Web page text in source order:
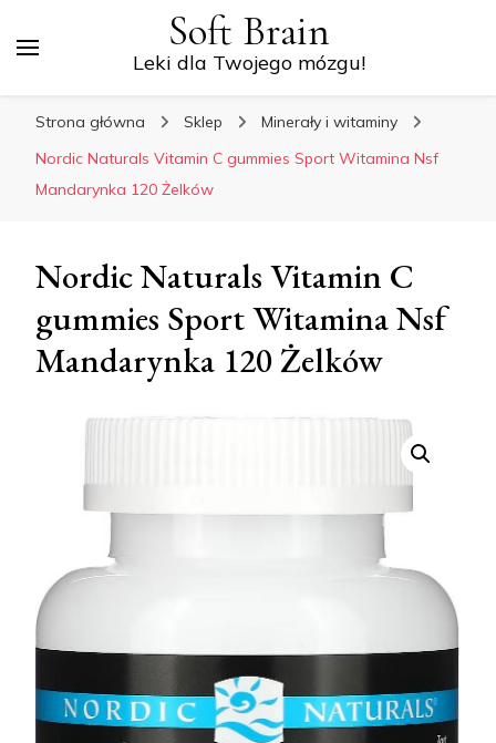
Soft Brain
Leki dla Twojego mózgu!
Strona główna Sklep
Minerały i witaminy
Nordic Naturals Vitamin C gummies Sport Witamina Nsf
Mandarynka 120 Żelków
Nordic Naturals Vitamin C
gummies Sport Witamina Nsf
Mandarynka 120 Żelków